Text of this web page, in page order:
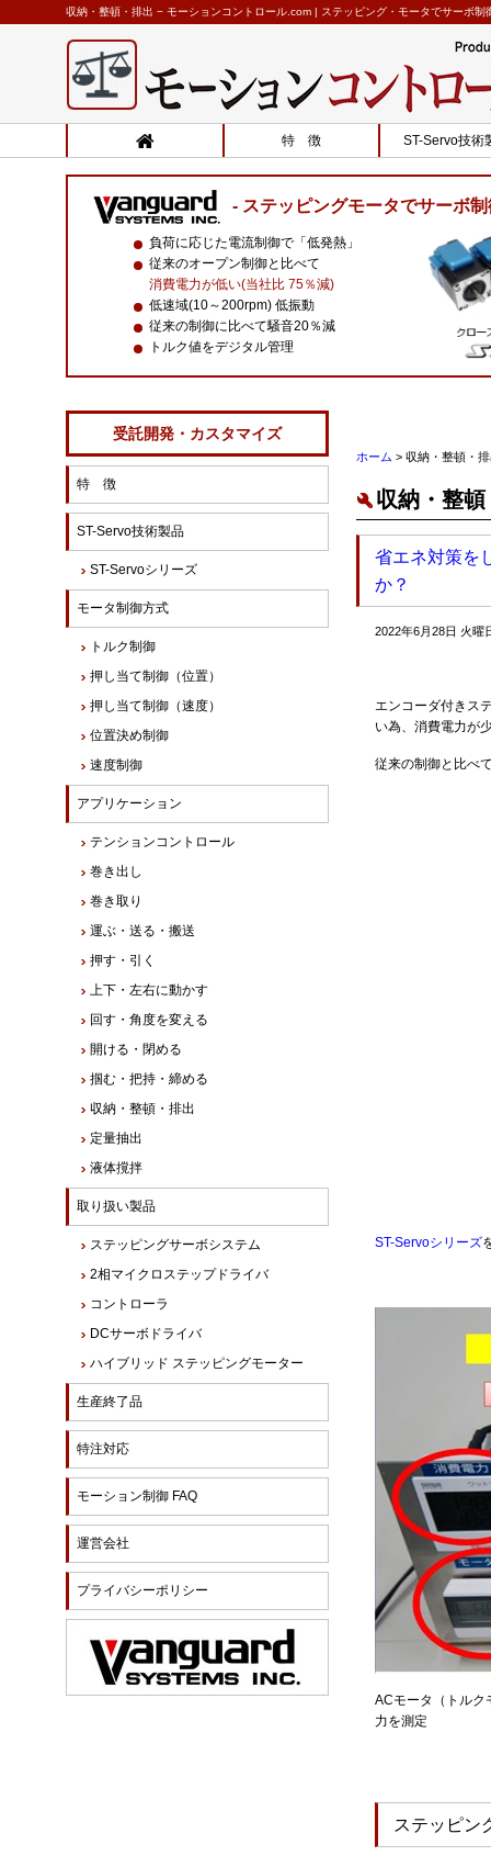
収納・整頓・排出 − モーションコントロール.com | ステッピング・モータでサーボ制
特 徴 ST-Servo技術
ステッピングモータでサーボ制
負荷に応じた電流制御で「低発熱」
従来のオープン制御と比べて
消費電力が低い(当社比 75％減)
低速域(10～200rpm) 低振動
従来の制御に比べて騒音20％減
トルク値をデジタル管理
ホーム > 収納・整頓・
収納・整
省エネ対策を
か？
2022年6月28日 火曜
エンコーダ付きス
い為、消費電力が
従来の制御と比べ
ST-Servoシリーズ
ACモータ（トルク
力を測定
ステッピン
受託開発・カスタマイズ
特 徴
ST-Servo技術製品
ST-Servoシリーズ
モータ制御方式
トルク制御
押し当て制御（位置）
押し当て制御（速度）
位置決め制御
速度制御
アプリケーション
テンションコントロール
巻き出し
巻き取り
運ぶ・送る・搬送
押す・引く
上下・左右に動かす
回す・角度を変える
開ける・閉める
掴む・把持・締める
収納・整頓・排出
定量抽出
液体撹拌
取り扱い製品
ステッピングサーボシステム
2相マイクロステップドライバ
コントローラ
DCサーボドライバ
ハイブリッド ステッピングモーター
生産終了品
特注対応
モーション制御 FAQ
運営会社
プライバシーポリシー